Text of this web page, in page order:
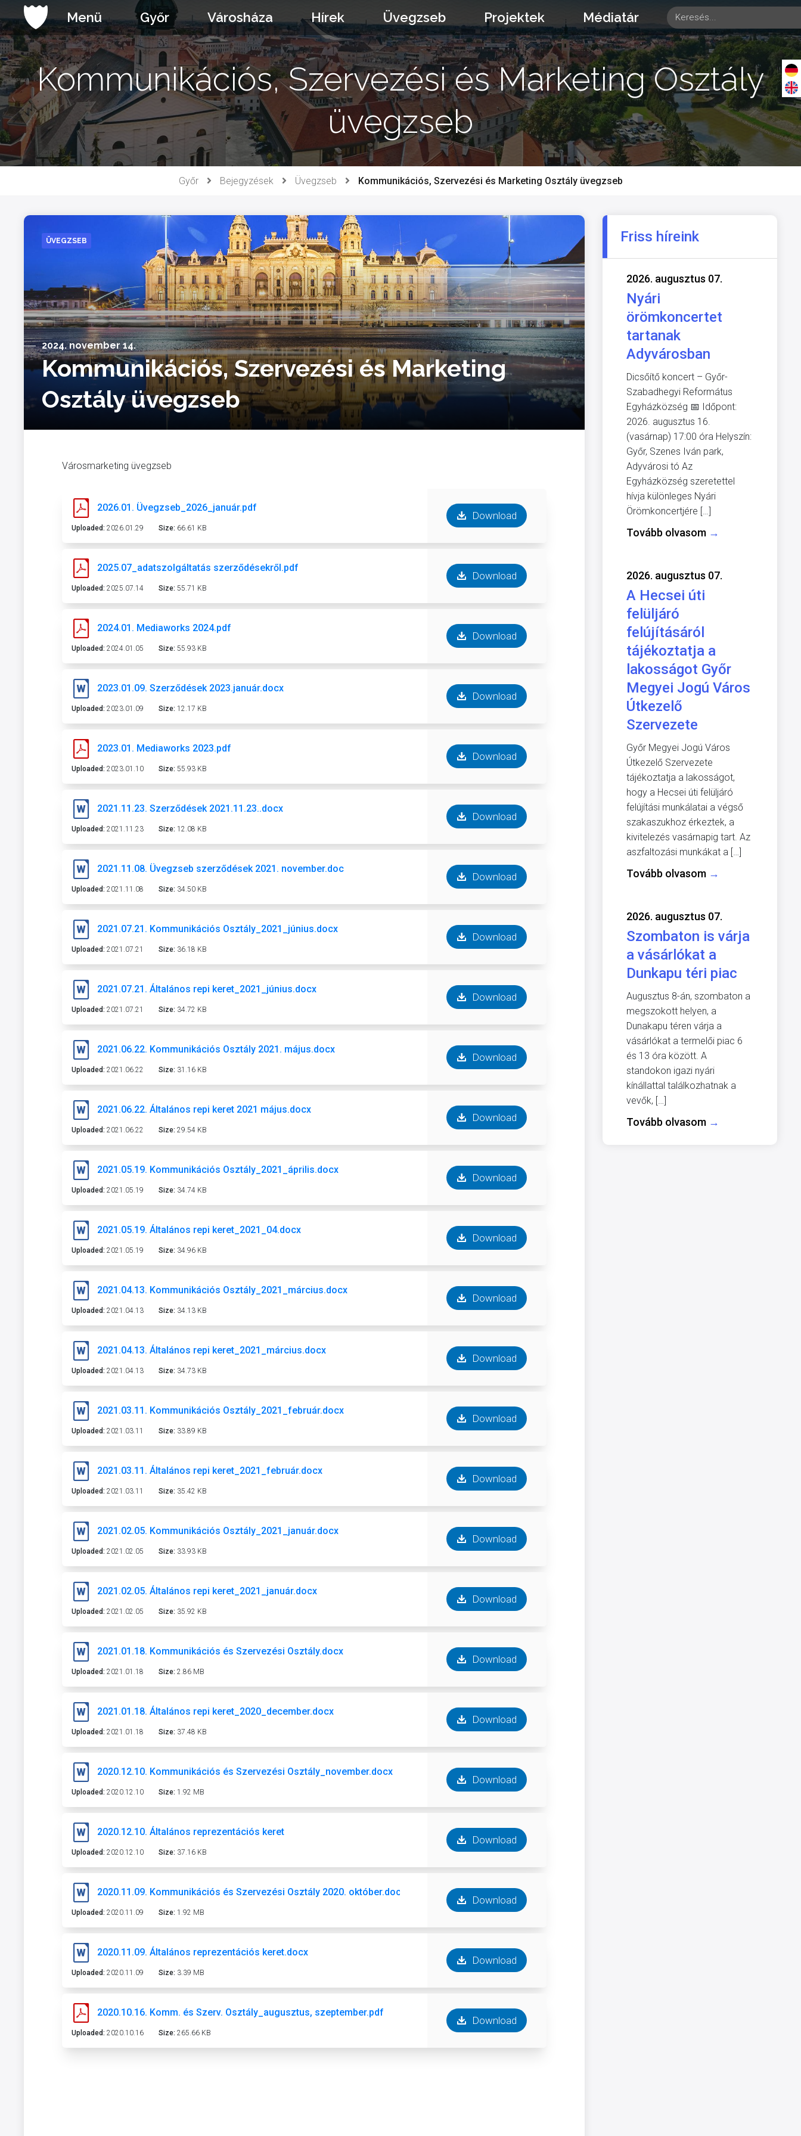
a
tartalomhoz
Menü Győr Városháza Hírek Üvegzseb Projektek Médiatár
Kommunikációs, Szervezési és Marketing Osztály
üvegzseb
Győr Bejegyzések Üvegzseb Kommunikációs, Szervezési és Marketing Osztály üvegzseb
ÜVEGZSEB
2024. november 14.
Kommunikációs, Szervezési és Marketing
Osztály üvegzseb
Városmarketing üvegzseb
2026.01. Üvegzseb_2026_január.pdf
Uploaded: 2026.01.29 Size: 66.61 KB
Download
2025.07_adatszolgáltatás szerződésekről.pdf
Uploaded: 2025.07.14 Size: 55.71 KB
Download
2024.01. Mediaworks 2024.pdf
Uploaded: 2024.01.05 Size: 55.93 KB
Download
2023.01.09. Szerződések 2023.január.docx
Uploaded: 2023.01.09 Size: 12.17 KB
Download
2023.01. Mediaworks 2023.pdf
Uploaded: 2023.01.10 Size: 55.93 KB
Download
2021.11.23. Szerződések 2021.11.23..docx
Uploaded: 2021.11.23 Size: 12.08 KB
Download
2021.11.08. Üvegzseb szerződések 2021. november.doc
Uploaded: 2021.11.08 Size: 34.50 KB
Download
2021.07.21. Kommunikációs Osztály_2021_június.docx
Uploaded: 2021.07.21 Size: 36.18 KB
Download
2021.07.21. Általános repi keret_2021_június.docx
Uploaded: 2021.07.21 Size: 34.72 KB
Download
2021.06.22. Kommunikációs Osztály 2021. május.docx
Uploaded: 2021.06.22 Size: 31.16 KB
Download
2021.06.22. Általános repi keret 2021 május.docx
Uploaded: 2021.06.22 Size: 29.54 KB
Download
2021.05.19. Kommunikációs Osztály_2021_április.docx
Uploaded: 2021.05.19 Size: 34.74 KB
Download
2021.05.19. Általános repi keret_2021_04.docx
Uploaded: 2021.05.19 Size: 34.96 KB
Download
2021.04.13. Kommunikációs Osztály_2021_március.docx
Uploaded: 2021.04.13 Size: 34.13 KB
Download
2021.04.13. Általános repi keret_2021_március.docx
Uploaded: 2021.04.13 Size: 34.73 KB
Download
2021.03.11. Kommunikációs Osztály_2021_február.docx
Uploaded: 2021.03.11 Size: 33.89 KB
Download
2021.03.11. Általános repi keret_2021_február.docx
Uploaded: 2021.03.11 Size: 35.42 KB
Download
2021.02.05. Kommunikációs Osztály_2021_január.docx
Uploaded: 2021.02.05 Size: 33.93 KB
Download
2021.02.05. Általános repi keret_2021_január.docx
Uploaded: 2021.02.05 Size: 35.92 KB
Download
2021.01.18. Kommunikációs és Szervezési Osztály.docx
Uploaded: 2021.01.18 Size: 2.86 MB
Download
2021.01.18. Általános repi keret_2020_december.docx
Uploaded: 2021.01.18 Size: 37.48 KB
Download
2020.12.10. Kommunikációs és Szervezési Osztály_november.docx
Uploaded: 2020.12.10 Size: 1.92 MB
Download
2020.12.10. Általános reprezentációs keret
Uploaded: 2020.12.10 Size: 37.16 KB
Download
2020.11.09. Kommunikációs és Szervezési Osztály 2020. október.docx
Uploaded: 2020.11.09 Size: 1.92 MB
Download
2020.11.09. Általános reprezentációs keret.docx
Uploaded: 2020.11.09 Size: 3.39 MB
Download
2020.10.16. Komm. és Szerv. Osztály_augusztus, szeptember.pdf
Uploaded: 2020.10.16 Size: 265.66 KB
Download
Friss híreink
2026. augusztus 07.
Nyári
örömkoncertet
tartanak
Adyvárosban
Dicsőítő koncert – Győr-
Szabadhegyi Református
Egyházközség 📅 Időpont:
2026. augusztus 16.
(vasárnap) 17:00 óra Helyszín:
Győr, Szenes Iván park,
Adyvárosi tó Az
Egyházközség szeretettel
hívja különleges Nyári
Örömkoncertjére […]
Tovább olvasom →
2026. augusztus 07.
A Hecsei úti
felüljáró
felújításáról
tájékoztatja a
lakosságot Győr
Megyei Jogú Város
Útkezelő
Szervezete
Győr Megyei Jogú Város
Útkezelő Szervezete
tájékoztatja a lakosságot,
hogy a Hecsei úti felüljáró
felújítási munkálatai a végső
szakaszukhoz érkeztek, a
kivitelezés vasárnapig tart. Az
aszfaltozási munkákat a […]
Tovább olvasom →
2026. augusztus 07.
Szombaton is várja
a vásárlókat a
Dunkapu téri piac
Augusztus 8-án, szombaton a
megszokott helyen, a
Dunakapu téren várja a
vásárlókat a termelői piac 6
és 13 óra között. A
standokon igazi nyári
kínállattal találkozhatnak a
vevők, […]
Tovább olvasom →